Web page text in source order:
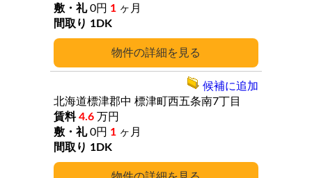
詳細
0円 1 ヶ月
1DK
北海道標津郡中 標津町西五条南7丁目
4.6 万円
0円 1 ヶ月
1DK
候補に追加